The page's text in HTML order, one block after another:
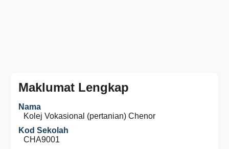
Maklumat Lengkap
Nama
Kolej Vokasional (pertanian) Chenor
Kod Sekolah
CHA9001